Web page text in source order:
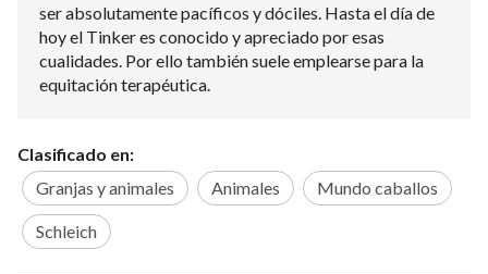
ser absolutamente pacíficos y dóciles. Hasta el día de
hoy el Tinker es conocido y apreciado por esas
cualidades. Por ello también suele emplearse para la
equitación terapéutica.
Clasificado en:
Granjas y animales
Animales Mundo caballos
Schleich